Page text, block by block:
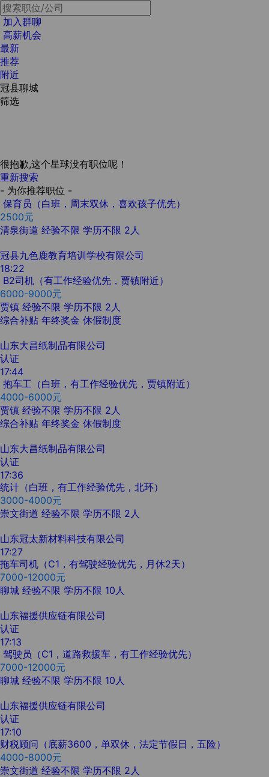
加入群聊
高薪机会
最新
推荐
附近
冠县聊城
筛选
很抱歉,这个星球没有职位呢！
重新搜索
- 为你推荐职位 -
保育员（白班，周末双休，喜欢孩子优先）
2500元
清泉街道 经验不限 学历不限 2人
冠县九色鹿教育培训学校有限公司
18:22
B2司机（有工作经验优先，贾镇附近）
6000-9000元
贾镇 经验不限 学历不限 2人
综合补贴 年终奖金 休假制度
山东大昌纸制品有限公司
认证
17:44
抱车工（白班，有工作经验优先，贾镇附近）
4000-6000元
贾镇 经验不限 学历不限 2人
综合补贴 年终奖金 休假制度
山东大昌纸制品有限公司
认证
17:36
统计（白班，有工作经验优先，北环）
3000-4000元
崇文街道 经验不限 学历不限 2人
山东冠太新材料科技有限公司
17:27
拖车司机（C1，有驾驶经验优先，月休2天）
7000-12000元
聊城 经验不限 学历不限 10人
山东福援供应链有限公司
认证
17:13
驾驶员（C1，道路救援车，有工作经验优先）
7000-12000元
聊城 经验不限 学历不限 10人
山东福援供应链有限公司
认证
17:10
财税顾问（底薪3600，单双休，法定节假日，五险）
4000-8000元
崇文街道 经验不限 学历不限 2人